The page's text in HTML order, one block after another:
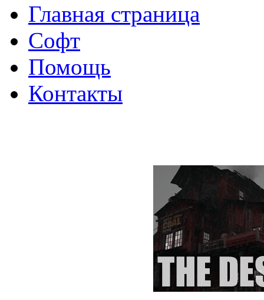
Главная страница
Софт
Помощь
Контакты